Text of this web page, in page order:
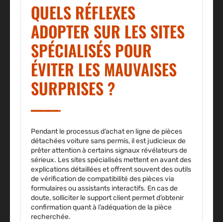
QUELS RÉFLEXES
ADOPTER SUR LES SITES
SPÉCIALISÉS POUR
ÉVITER LES MAUVAISES
SURPRISES ?
Pendant le processus d’achat en lignede pièces
détachées voiture sans permis, il est judicieux de
prêter attention à certains signaux révélateurs de
sérieux. Lessites spécialisés mettent en avant des
explications détaillées et offrent souvent des outils
de vérification decompatibilité des piècesvia
formulaires ou assistants interactifs. En cas de
doute, solliciter le support client permet d’obtenir
confirmation quant à l’adéquation de la pièce
recherchée.